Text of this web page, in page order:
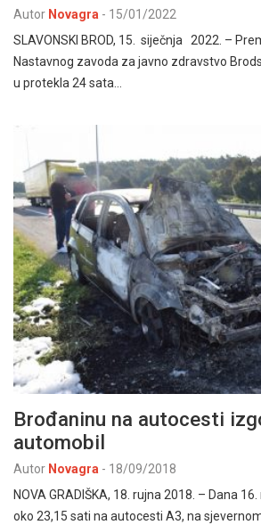
Autor Novagra - 15/01/2022
SLAVONSKI BROD, 15. siječnja 2022. –
Nastavnog zavoda za javno zdravstvo
u protekla 24 sata…
Brođaninu na autocesti
automobil
Autor Novagra - 18/09/2018
NOVA GRADIŠKA, 18. rujna 2018. – Dana
oko 23,15 sati na autocesti A3, na